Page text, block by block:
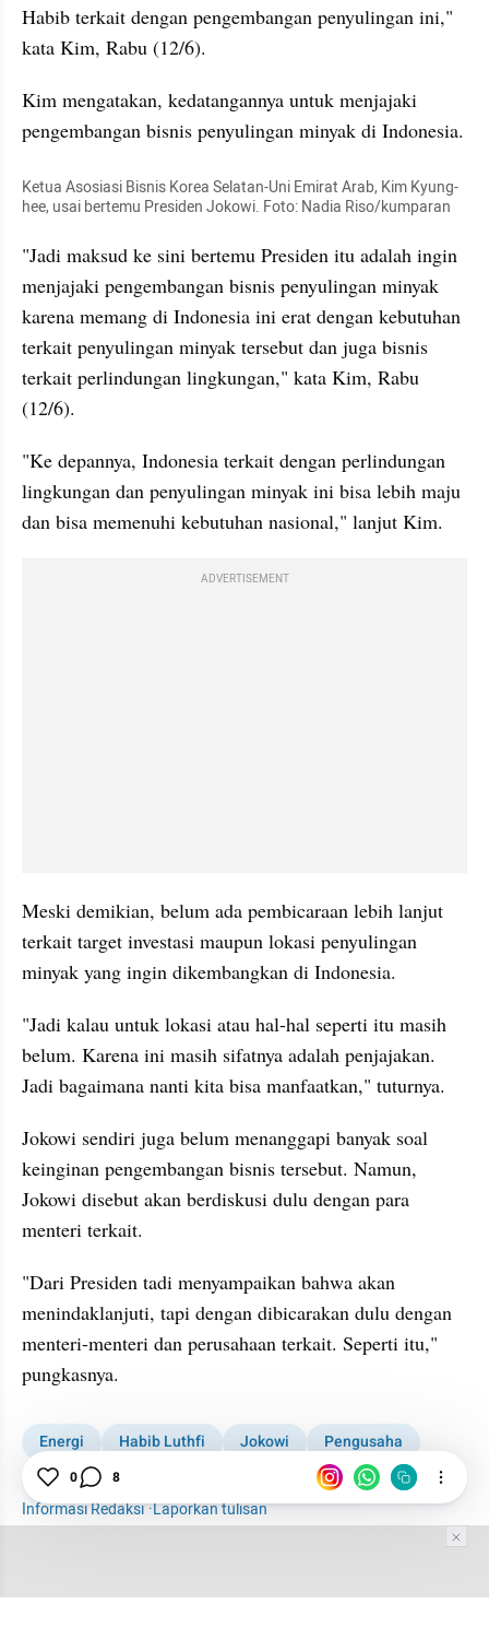
Habib terkait dengan pengembangan penyulingan ini,"
kata Kim, Rabu (12/6).
Kim mengatakan, kedatangannya untuk menjajaki
pengembangan bisnis penyulingan minyak di Indonesia.
Ketua Asosiasi Bisnis Korea Selatan-Uni Emirat Arab, Kim Kyung-
hee, usai bertemu Presiden Jokowi. Foto: Nadia Riso/kumparan
"Jadi maksud ke sini bertemu Presiden itu adalah ingin
menjajaki pengembangan bisnis penyulingan minyak
karena memang di Indonesia ini erat dengan kebutuhan
terkait penyulingan minyak tersebut dan juga bisnis
terkait perlindungan lingkungan," kata Kim, Rabu
(12/6).
"Ke depannya, Indonesia terkait dengan perlindungan
lingkungan dan penyulingan minyak ini bisa lebih maju
dan bisa memenuhi kebutuhan nasional," lanjut Kim.
ADVERTISEMENT
Meski demikian, belum ada pembicaraan lebih lanjut
terkait target investasi maupun lokasi penyulingan
minyak yang ingin dikembangkan di Indonesia.
"Jadi kalau untuk lokasi atau hal-hal seperti itu masih
belum. Karena ini masih sifatnya adalah penjajakan.
Jadi bagaimana nanti kita bisa manfaatkan," tuturnya.
Jokowi sendiri juga belum menanggapi banyak soal
keinginan pengembangan bisnis tersebut. Namun,
Jokowi disebut akan berdiskusi dulu dengan para
menteri terkait.
"Dari Presiden tadi menyampaikan bahwa akan
menindaklanjuti, tapi dengan dibicarakan dulu dengan
menteri-menteri dan perusahaan terkait. Seperti itu,"
pungkasnya.
Energi Habib Luthfi Jokowi
Pengusaha
Korsel
Minyak
Informasi Redaksi·Laporkan tulisan
0 8